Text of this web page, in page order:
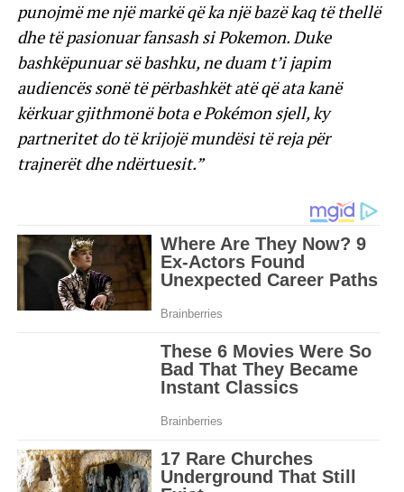
punojmë me një markë që ka një bazë kaq të thellë
dhe të pasionuar fansash si Pokemon. Duke
bashkëpunuar së bashku, ne duam t’i japim
audiencës sonë të përbashkët atë që ata kanë
kërkuar gjithmonë bota e Pokémon sjell, ky
partneritet do të krijojë mundësi të reja për
trajnerët dhe ndërtuesit.”